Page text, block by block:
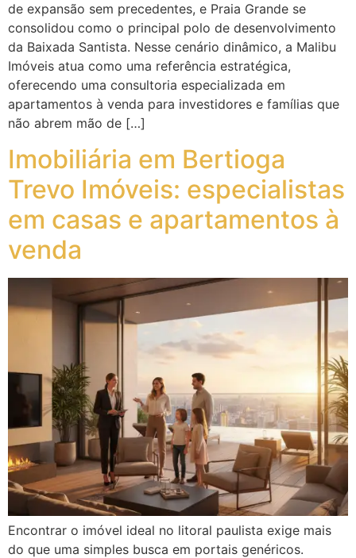
de expansão sem precedentes, e Praia Grande se
consolidou como o principal polo de desenvolvimento
da Baixada Santista. Nesse cenário dinâmico, a Malibu
Imóveis atua como uma referência estratégica,
oferecendo uma consultoria especializada em
apartamentos à venda para investidores e famílias que
não abrem mão de […]
Imobiliária em Bertioga
Trevo Imóveis: especialistas
em casas e apartamentos à
venda
Encontrar o imóvel ideal no litoral paulista exige mais
do que uma simples busca em portais genéricos.